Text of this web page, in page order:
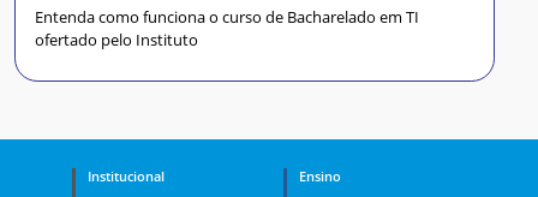
Entenda como funciona o curso de Bacharelado em TI
ofertado pelo Instituto
Institucional
Ensino